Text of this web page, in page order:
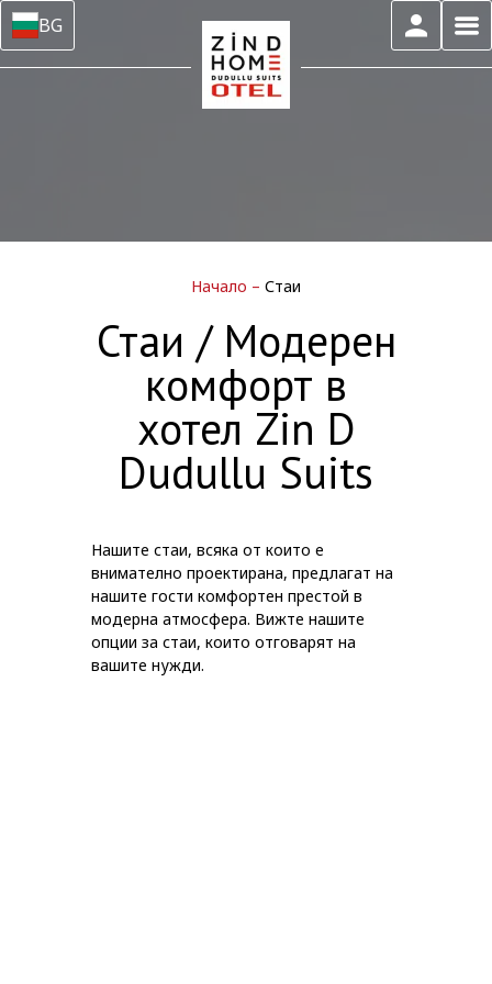
BG
Начало – Стаи
Стаи / Модерен
комфорт в
хотел Zin D
Dudullu Suits
Нашите стаи, всяка от които е
внимателно проектирана, предлагат на
нашите гости комфортен престой в
модерна атмосфера. Вижте нашите
опции за стаи, които отговарят на
вашите нужди.